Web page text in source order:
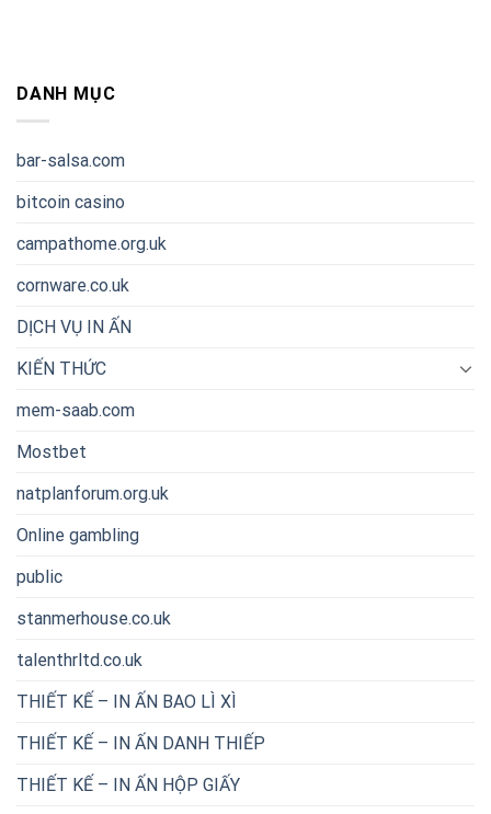
DANH MỤC
bar-salsa.com
bitcoin casino
campathome.org.uk
cornware.co.uk
DỊCH VỤ IN ẤN
KIẾN THỨC
mem-saab.com
Mostbet
natplanforum.org.uk
Online gambling
public
stanmerhouse.co.uk
talenthrltd.co.uk
THIẾT KẾ – IN ẤN BAO LÌ XÌ
THIẾT KẾ – IN ẤN DANH THIẾP
THIẾT KẾ – IN ẤN HỘP GIẤY